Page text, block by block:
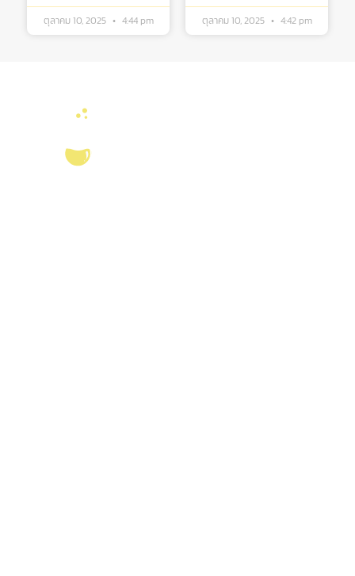
ตุลาคม 10, 2025 4:44 pm ตุลาคม 10, 2025 4:42 pm